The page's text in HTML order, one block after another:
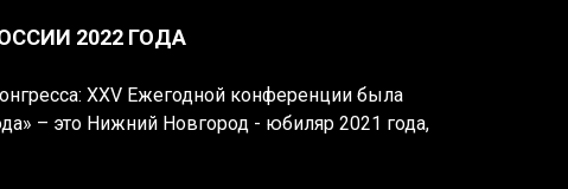
2022 ГОДА
XXV Ежегодной конференции была
– это Нижний Новгород - юбиляр 2021 года,